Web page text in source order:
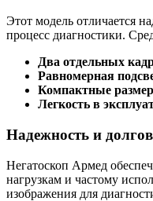
Этот модель отличается
процесс диагностики.
Два отдельных
Равномерная
Компактные
Легкость в
Надежность и
Негатоскоп Армед
нагрузкам и частому
изображения для